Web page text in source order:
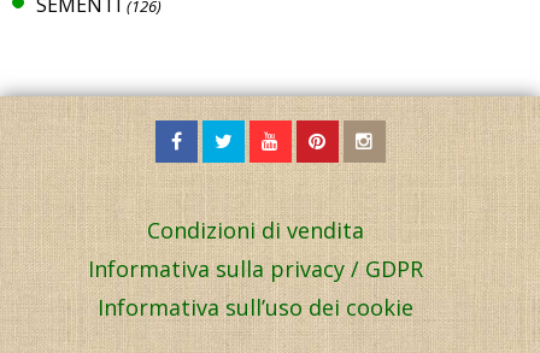
(126)
Condizioni di vendita
Informativa sulla privacy / GDPR
Informativa sull’uso dei cookie